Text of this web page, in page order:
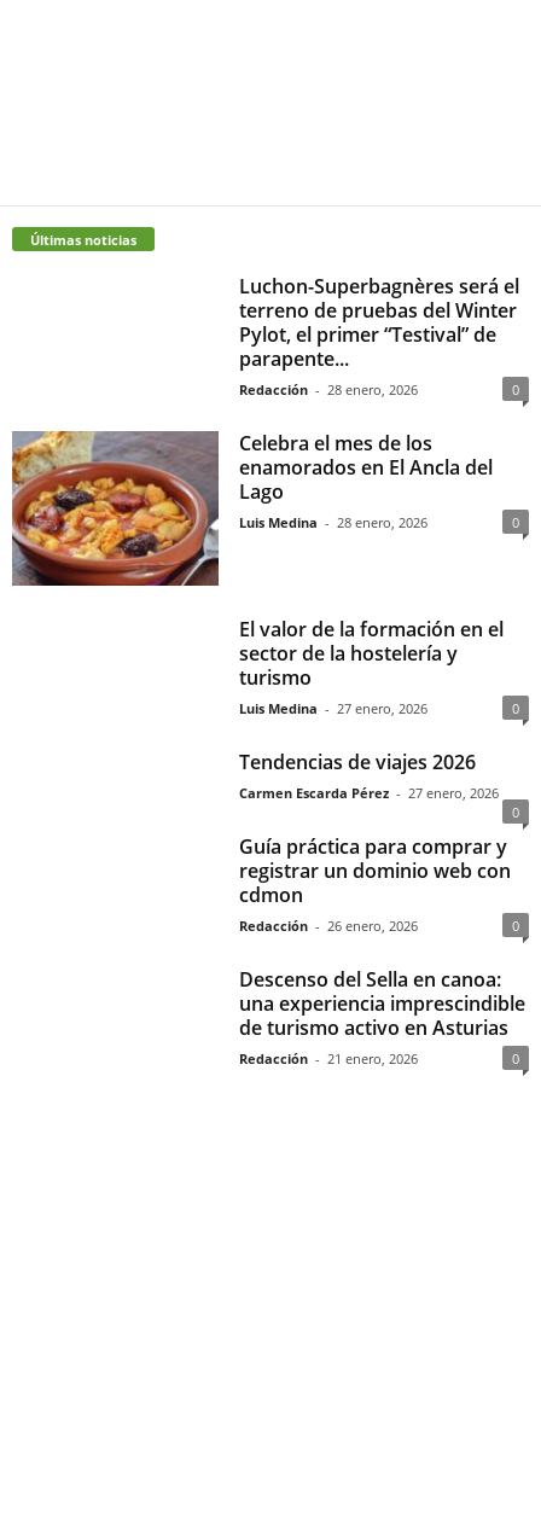
Últimas noticias
Luchon-Superbagnères será el
terreno de pruebas del Winter
Pylot, el primer “Testival” de
parapente...
Redacción - 28 enero, 2026 0
Celebra el mes de los
enamorados en El Ancla del
Lago
Luis Medina - 28 enero, 2026 0
El valor de la formación en el
sector de la hostelería y
turismo
Luis Medina - 27 enero, 2026 0
Tendencias de viajes 2026
Carmen Escarda Pérez - 27 enero, 2026
0
Guía práctica para comprar y
registrar un dominio web con
cdmon
Redacción - 26 enero, 2026 0
Descenso del Sella en canoa:
una experiencia imprescindible
de turismo activo en Asturias
Redacción - 21 enero, 2026 0